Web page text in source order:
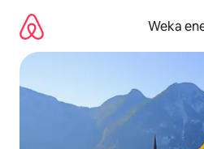
kwenda
kwenye
maudhui
Weka